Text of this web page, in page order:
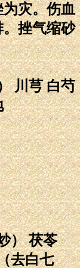
灾。伤血
挫气缩砂
川芎 白芍
） 茯苓
去白七